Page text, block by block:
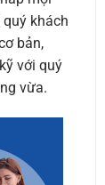
khách
bản,
với quý
vừa.